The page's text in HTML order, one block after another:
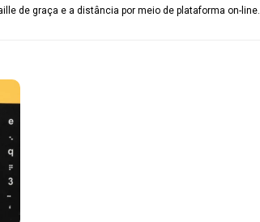
de graça e a distância por meio de plataforma on-line.